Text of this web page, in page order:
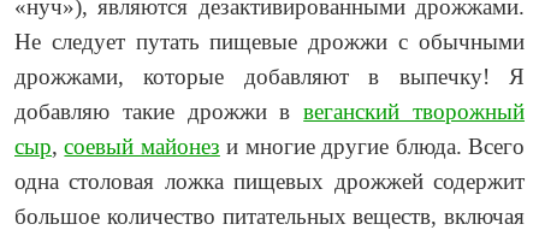
«нуч»), являются дезактивированными дрожжами.
Не следует путать пищевые дрожжи с обычными
дрожжами, которые добавляют в выпечку! Я
добавляю такие дрожжи ввеганский творожный
сыр,соевый майонез и многие другие блюда. Всего
одна столовая ложка пищевых дрожжей содержит
большое количество питательных веществ, включая